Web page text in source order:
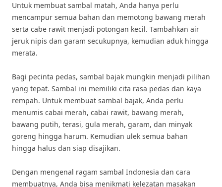
Untuk membuat sambal matah, Anda hanya perlu
mencampur semua bahan dan memotong bawang merah
serta cabe rawit menjadi potongan kecil. Tambahkan air
jeruk nipis dan garam secukupnya, kemudian aduk hingga
merata.
Bagi pecinta pedas, sambal bajak mungkin menjadi pilihan
yang tepat. Sambal ini memiliki cita rasa pedas dan kaya
rempah. Untuk membuat sambal bajak, Anda perlu
menumis cabai merah, cabai rawit, bawang merah,
bawang putih, terasi, gula merah, garam, dan minyak
goreng hingga harum. Kemudian ulek semua bahan
hingga halus dan siap disajikan.
Dengan mengenal ragam sambal Indonesia dan cara
membuatnya, Anda bisa menikmati kelezatan masakan